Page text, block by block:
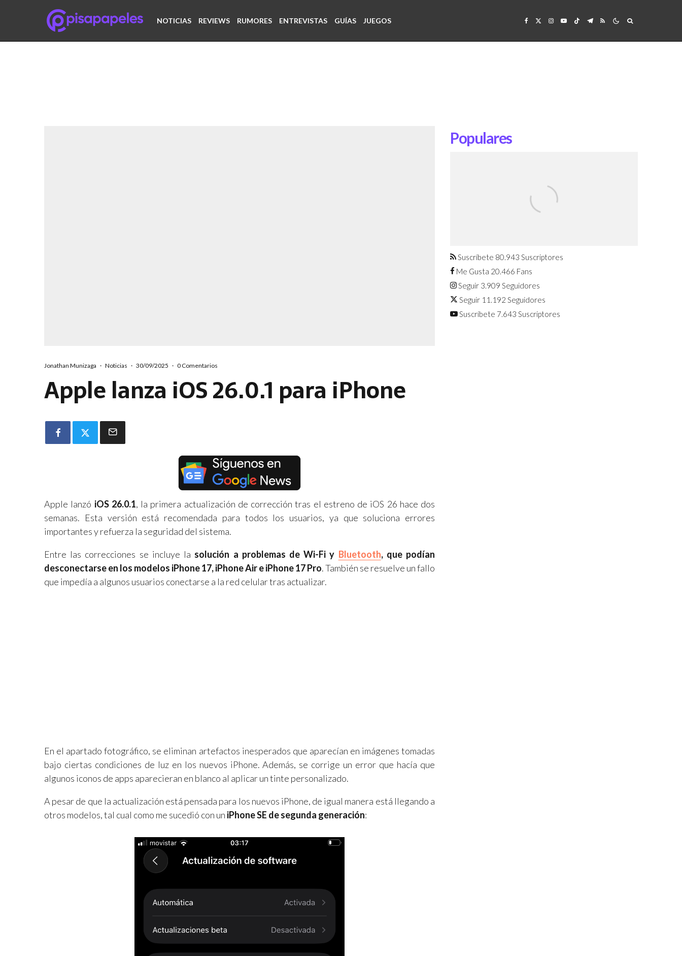
NOTICIAS REVIEWS RUMORES ENTREVISTAS GUÍAS JUEGOS
Jonathan Munizaga · Noticias · 30/09/2025 · 0 Comentarios
Apple lanza iOS 26.0.1 para iPhone
Apple lanzó iOS 26.0.1, la primera actualización de corrección tras el estreno de iOS 26 hace dos
semanas. Esta versión está recomendada para todos los usuarios, ya que soluciona errores
importantes y refuerza la seguridad del sistema.
Entre las correcciones se incluye la solución a problemas de Wi-Fi y Bluetooth, que podían
desconectarse en los modelos iPhone 17, iPhone Air e iPhone 17 Pro. También se resuelve un fallo
que impedía a algunos usuarios conectarse a la red celular tras actualizar.
En el apartado fotográfico, se eliminan artefactos inesperados que aparecían en imágenes tomadas
bajo ciertas condiciones de luz en los nuevos iPhone. Además, se corrige un error que hacía que
algunos iconos de apps aparecieran en blanco al aplicar un tinte personalizado.
A pesar de que la actualización está pensada para los nuevos iPhone, de igual manera está llegando a
otros modelos, tal cual como me sucedió con un iPhone SE de segunda generación:
Populares
agosto
Suscríbete 80.943 Suscriptores
Me Gusta 20.466 Fans
Seguir 3.909 Seguidores
Seguir 11.192 Seguidores
Suscríbete 7.643 Suscriptores